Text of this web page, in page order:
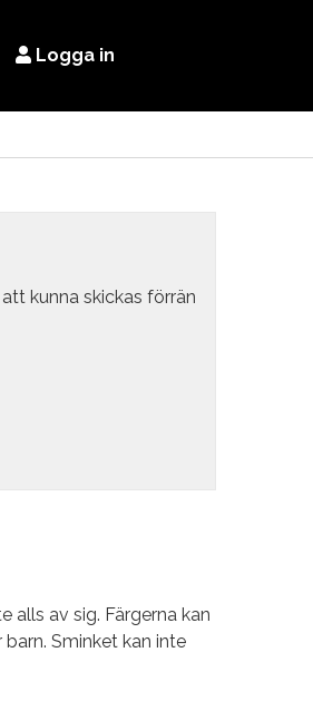
Logga in
kunna skickas förrän
alls av sig. Färgerna kan
Sminket kan inte